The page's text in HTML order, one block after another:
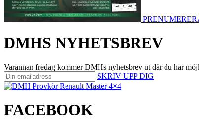
DMHS NYHETSBREV
Varannan fredag kommer DMHs nyhetsbrev ut där du har
SKRIV UPP DIG
FACEBOOK